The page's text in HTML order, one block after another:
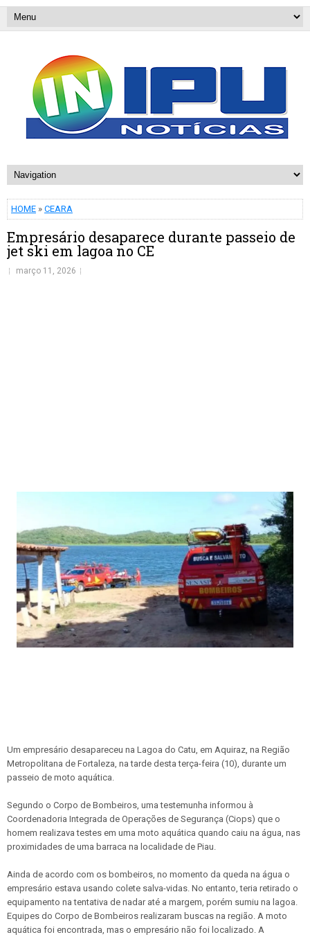
HOME » CEARA
Empresário desaparece durante passeio de
jet ski em lagoa no CE
março 11, 2026
Um empresário desapareceu na Lagoa do Catu, em Aquiraz, na Região
Metropolitana de Fortaleza, na tarde desta terça-feira (10), durante um
passeio de moto aquática.
Segundo o Corpo de Bombeiros, uma testemunha informou à
Coordenadoria Integrada de Operações de Segurança (Ciops) que o
homem realizava testes em uma moto aquática quando caiu na água, nas
proximidades de uma barraca na localidade de Piau.
Ainda de acordo com os bombeiros, no momento da queda na água o
empresário estava usando colete salva-vidas. No entanto, teria retirado o
equipamento na tentativa de nadar até a margem, porém sumiu na lagoa.
Equipes do Corpo de Bombeiros realizaram buscas na região. A moto
aquática foi encontrada, mas o empresário não foi localizado. A